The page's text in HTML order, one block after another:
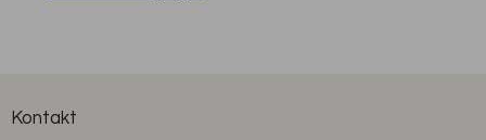
Kontakt